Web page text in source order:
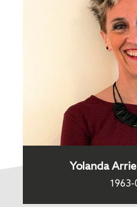
Yolanda
1963-